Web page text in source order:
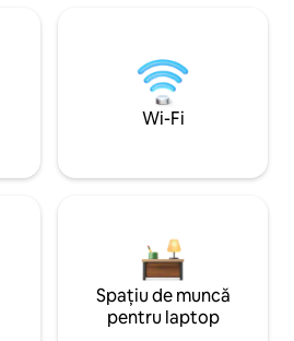
Wi-Fi
Spațiu de muncă
pentru laptop